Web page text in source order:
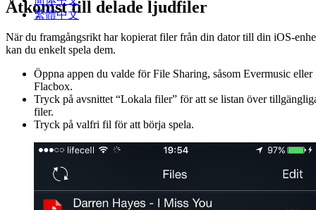
繁體中文
Åtkomst till delade ljudfiler
När du framgångsrikt har kopierat filer från din dator till din iOS-
kan du enkelt spela dem.
Öppna appen du valde för File Sharing, såsom Evermusic eller
Flacbox.
Tryck på avsnittet “Lokala filer” för att se listan över
filer.
Tryck på valfri fil för att börja spela.